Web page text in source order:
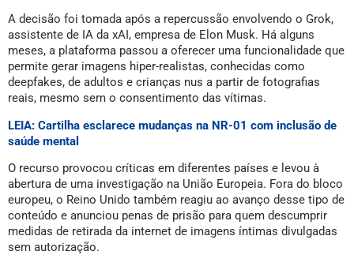
A decisão foi tomada após a repercussão envolvendo o Grok,
assistente de IA da xAI, empresa de Elon Musk. Há alguns
meses, a plataforma passou a oferecer uma funcionalidade que
permite gerar imagens hiper-realistas, conhecidas como
deepfakes, de adultos e crianças nus a partir de fotografias
reais, mesmo sem o consentimento das vítimas.
LEIA: Cartilha esclarece mudanças na NR-01 com inclusão de
saúde mental
O recurso provocou críticas em diferentes países e levou à
abertura de uma investigação na União Europeia. Fora do bloco
europeu, o Reino Unido também reagiu ao avanço desse tipo de
conteúdo e anunciou penas de prisão para quem descumprir
medidas de retirada da internet de imagens íntimas divulgadas
sem autorização.